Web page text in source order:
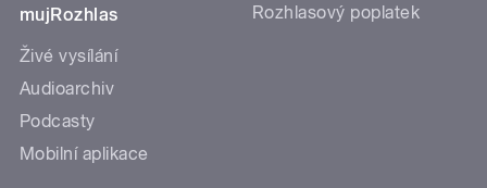
mujRozhlas
Živé vysílání
Audioarchiv
Podcasty
Mobilní aplikace
Rozhlasový poplatek